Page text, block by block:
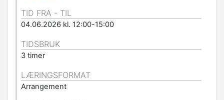
TID FRA - TIL
04.06.2026 kl. 12:00-15:00
TIDSBRUK
3 timer
LÆRINGSFORMAT
Arrangement